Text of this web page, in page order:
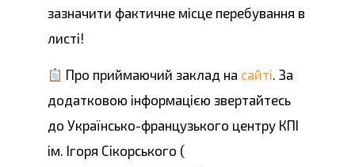
зазначити фактичне місце перебування в
листі!
Про приймаючий заклад на сайті. За
додатковою інформацією звертайтесь
до Українсько-французького центру КПІ
ім. Ігоря Сікорського (